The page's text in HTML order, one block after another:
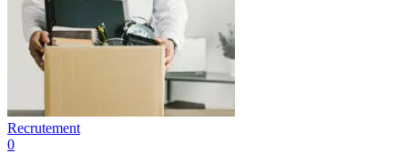
Recrutement
0